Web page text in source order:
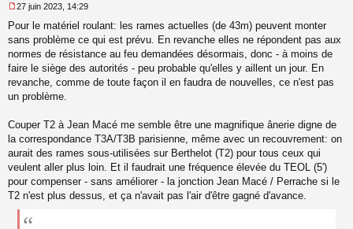
e
s
s
a
g
e
n
n
u
27 juin 2023, 14:29
Pour le matériel roulant: les rames actuelles (de 43m) peuvent monter
sans problème ce qui est prévu. En revanche elles ne répondent pas aux
normes de résistance au feu demandées désormais, donc - à moins de
faire le siège des autorités - peu probable qu'elles y aillent un jour. En
revanche, comme de toute façon il en faudra de nouvelles, ce n'est pas
un problème.
Couper T2 à Jean Macé me semble être une magnifique ânerie digne de
la correspondance T3A/T3B parisienne, même avec un recouvrement: on
aurait des rames sous-utilisées sur Berthelot (T2) pour tous ceux qui
veulent aller plus loin. Et il faudrait une fréquence élevée du TEOL (5')
pour compenser - sans améliorer - la jonction Jean Macé / Perrache si le
T2 n'est plus dessus, et ça n'avait pas l'air d'être gagné d'avance.